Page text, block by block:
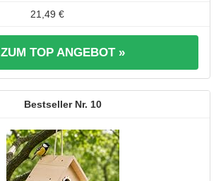
21,49 €
ZUM TOP ANGEBOT »
10